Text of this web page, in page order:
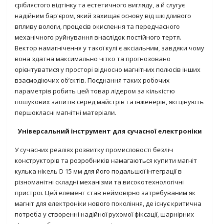
сріблястого відтінку та естетичного вигляду, а й слугує
надійним бар'єром, який захищає основу від шкідливого
впливу вологи, процесів окислення та передчасного
механічного руйнування внаслідок постійного тертя.
Вектор намагнічення у такої кулі є аксіальним, завдяки чому
вона здатна максимально чітко та прогнозовано
орієнтуватися у просторі відносно магнітних полюсів інших
взаємодіючих об’єктів. Поєднання таких робочих
параметрів робить цей товар лідером за кількістю
пошукових запитів серед майстрів та інженерів, які цінують
першокласні магнітні матеріали.
Універсальний інструмент для сучасної електроніки
У сучасних реаліях розвитку промисловості безліч
конструкторів та розробників намагаються купити магніт
кулька нікель D 15 мм для його подальшої інтеграції в
різноманітні складні механізми та високотехнологічні
пристрої. Цей елемент став неймовірно затребуваним як
магніт для електроніки нового покоління, де існує критична
потреба у створенні надійної рухомої фіксації, шарнірних